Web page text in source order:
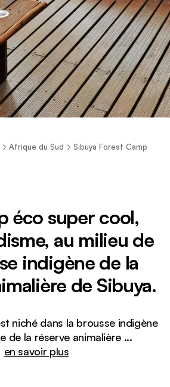
Afrique du Sud Sibuya Forest Camp
éco super cool,
au milieu de
indigène de la
de Sibuya.
niché dans la brousse indigène
de la réserve animalière ...
en savoir plus